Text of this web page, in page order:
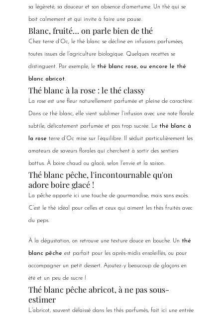
sa légèreté, sa douceur et son absence d’amertume. Un thé qui se
boit calmement et qui invite à faire une pause.
Blanc, fruité… on parle bien de thé
Chez terre d’Oc, le thé blanc se décline en infusions parfumées,
toutes issues de l’agriculture biologique. Quelques recettes se
distinguent. Par exemple, le thé blanc rose, ou encore le thé
blanc abricot.
Thé blanc à la rose : le thé classy
La rose est une fleur naturellement parfumée et pleine de caractère.
Dans ce thé blanc, elle vient sublimer l’infusion avec une note florale
subtile, délicatement parfumée et pas trop sucrée. Le thé blanc à
la rose terre d’Oc mise sur l’équilibre. Il séduit particulièrement les
amateurs de saveurs florales qui cherchent à sortir des sentiers
battus. À boire chaud ou glacé, selon l’envie et la saison.
Thé blanc pêche, l'incontournable qu'on
adore boire glacé !
La pêche apporte ici une touche de gourmandise, mais sans excès.
C’est le thé idéal pour celles et ceux qui aiment les thés fruités avec
du peps.
À la dégustation, on retrouve une texture douce en bouche. Un thé
blanc pêche est parfait pour les après-midis ensoleillés, ou pour
accompagner un petit dessert. Ajoutez-y beaucoup de glaçons en
été et un peu de sucre !
Thé blanc pêche abricot, à ne pas sous-
estimer
L’abricot, souvent délaissé dans les thés parfumés, fait ici une entrée